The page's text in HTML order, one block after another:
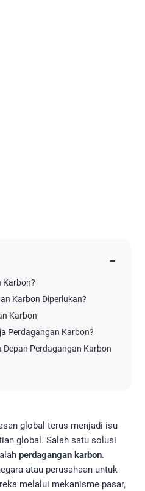
−
Karbon?
Karbon Diperlukan?
Karbon
Perdagangan Karbon?
Perdagangan Karbon
global terus menjadi isu
global. Salah satu solusi
perdagangan karbon.
atau perusahaan untuk
melalui mekanisme pasar,